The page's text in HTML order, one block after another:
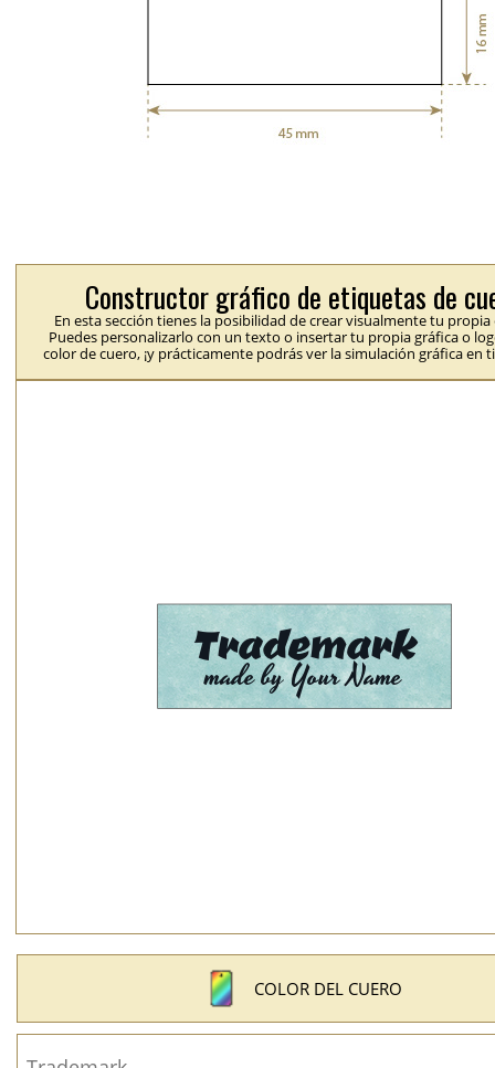
Constructor gráfico de etiquetas de
En esta sección tienes la posibilidad de crear visualmente tu
Puedes personalizarlo con un texto o insertar tu propia gráfica o
color de cuero, ¡y prácticamente podrás ver la simulación gráfica en
COLOR DEL CUERO